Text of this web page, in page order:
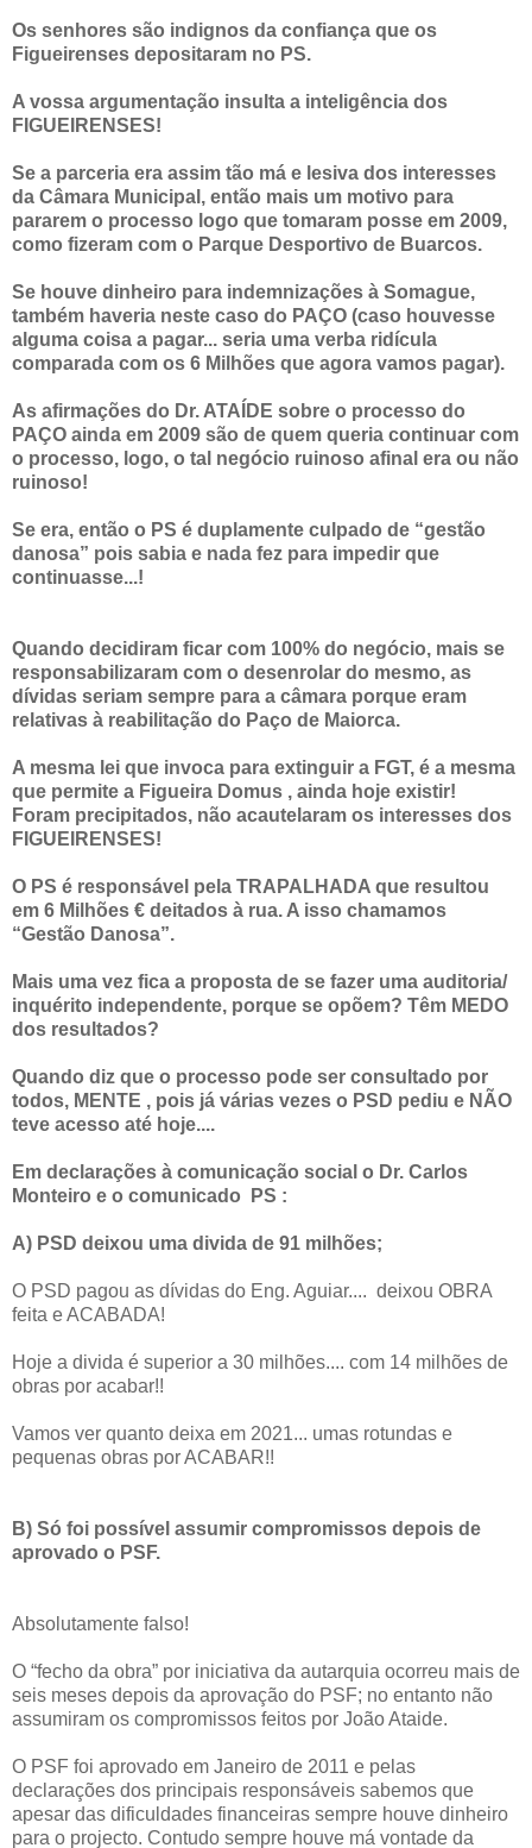
Os senhores são indignos da confiança que os
Figueirenses depositaram no PS.
A vossa argumentação insulta a inteligência dos
FIGUEIRENSES!
Se a parceria era assim tão má e lesiva dos interesses
da Câmara Municipal, então mais um motivo para
pararem o processo logo que tomaram posse em 2009,
como fizeram com o Parque Desportivo de Buarcos.
Se houve dinheiro para indemnizações à Somague,
também haveria neste caso do PAÇO (caso houvesse
alguma coisa a pagar... seria uma verba ridícula
comparada com os 6 Milhões que agora vamos pagar).
As afirmações do Dr. ATAÍDE sobre o processo do
PAÇO ainda em 2009 são de quem queria continuar com
o processo, logo, o tal negócio ruinoso afinal era ou não
ruinoso!
Se era, então o PS é duplamente culpado de “gestão
danosa” pois sabia e nada fez para impedir que
continuasse...!
Quando decidiram ficar com 100% do negócio, mais se
responsabilizaram com o desenrolar do mesmo, as
dívidas seriam sempre para a câmara porque eram
relativas à reabilitação do Paço de Maiorca.
A mesma lei que invoca para extinguir a FGT, é a mesma
que permite a Figueira Domus , ainda hoje existir!
Foram precipitados, não acautelaram os interesses dos
FIGUEIRENSES!
O PS é responsável pela TRAPALHADA que resultou
em 6 Milhões € deitados à rua. A isso chamamos
“Gestão Danosa”.
Mais uma vez fica a proposta de se fazer uma auditoria/
inquérito independente, porque se opõem? Têm MEDO
dos resultados?
Quando diz que o processo pode ser consultado por
todos, MENTE , pois já várias vezes o PSD pediu e NÃO
teve acesso até hoje....
Em declarações à comunicação social o Dr. Carlos
Monteiro e o comunicado PS :
A) PSD deixou uma divida de 91 milhões;
O PSD pagou as dívidas do Eng. Aguiar.... deixou OBRA
feita e ACABADA!
Hoje a divida é superior a 30 milhões.... com 14 milhões de
obras por acabar!!
Vamos ver quanto deixa em 2021... umas rotundas e
pequenas obras por ACABAR!!
B) Só foi possível assumir compromissos depois de
aprovado o PSF.
Absolutamente falso!
O “fecho da obra” por iniciativa da autarquia ocorreu mais de
seis meses depois da aprovação do PSF; no entanto não
assumiram os compromissos feitos por João Ataide.
O PSF foi aprovado em Janeiro de 2011 e pelas
declarações dos principais responsáveis sabemos que
apesar das dificuldades financeiras sempre houve dinheiro
para o projecto. Contudo sempre houve má vontade da